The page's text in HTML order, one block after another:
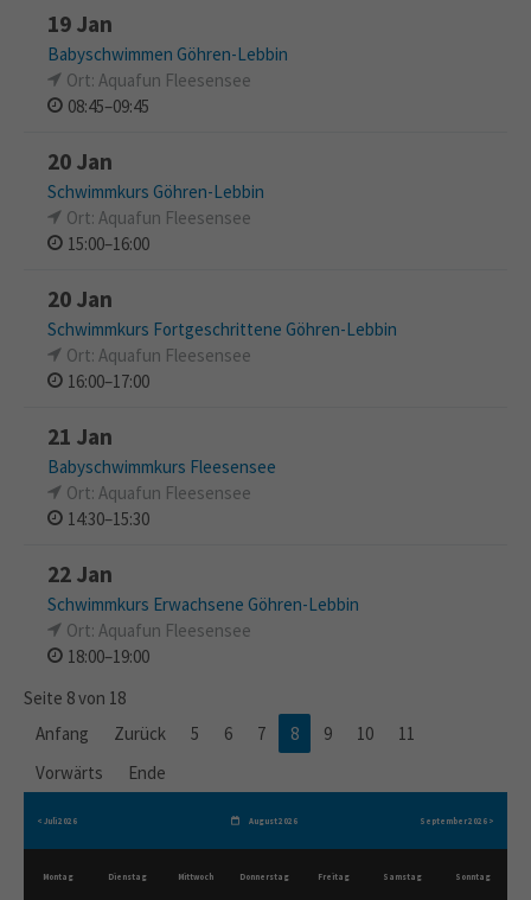
19 Jan
Babyschwimmen Göhren-Lebbin
Ort: Aquafun Fleesensee
08:45–09:45
20 Jan
Schwimmkurs Göhren-Lebbin
Ort: Aquafun Fleesensee
15:00–16:00
20 Jan
Schwimmkurs Fortgeschrittene Göhren-Lebbin
Ort: Aquafun Fleesensee
16:00–17:00
21 Jan
Babyschwimmkurs Fleesensee
Ort: Aquafun Fleesensee
14:30–15:30
22 Jan
Schwimmkurs Erwachsene Göhren-Lebbin
Ort: Aquafun Fleesensee
18:00–19:00
Seite 8 von 18
Anfang
Zurück 5 6 7 8 9 10
11
Vorwärts
Ende
< Juli 2026 August 2026 September 2026 >
Montag Dienstag Mittwoch Donnerstag Freitag Samstag Sonntag